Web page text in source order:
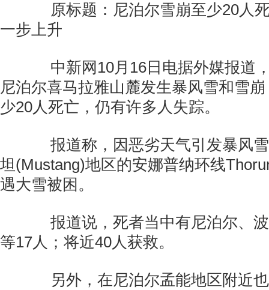
原标题：尼泊尔雪崩至少20人死
一步上升
中新网10月16日电据外媒报道
尼泊尔喜马拉雅山麓发生暴风雪和雪
少20人死亡，仍有许多人失踪。
报道称，因恶劣天气引发暴风雪
坦(Mustang)地区的安娜普纳环线
遇大雪被困。
报道说，死者当中有尼泊尔、波
等17人；将近40人获救。
另外，在尼泊尔孟能地区附近也